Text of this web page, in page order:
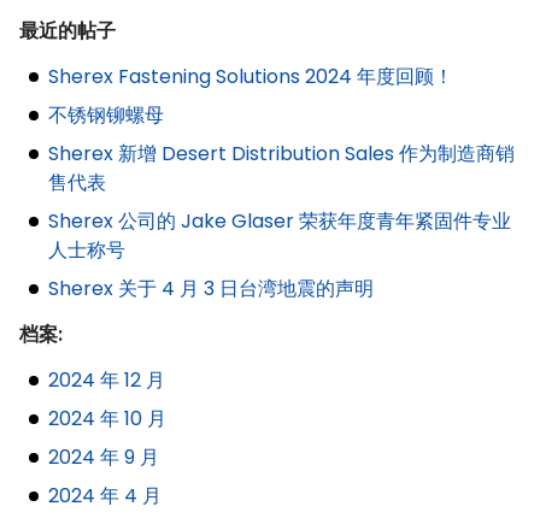
最近的帖子
Sherex Fastening Solutions 2024 年度回顾！
不锈钢铆螺母
Sherex 新增 Desert Distribution Sales 作为制造商销
售代表
Sherex 公司的 Jake Glaser 荣获年度青年紧固件专业
人士称号
Sherex 关于 4 月 3 日台湾地震的声明
档案:
2024 年 12 月
2024 年 10 月
2024 年 9 月
2024 年 4 月